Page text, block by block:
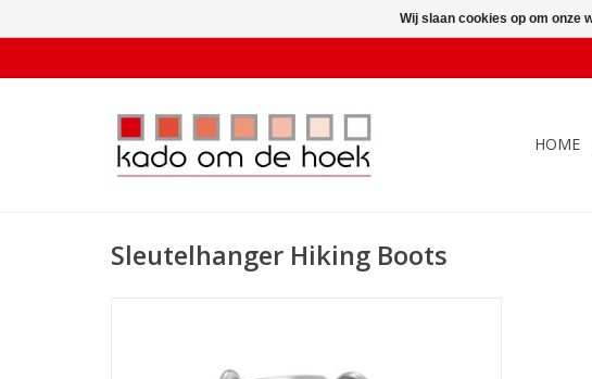
HOME
Sleutelhanger Hiking Boots
Wij slaan cookies op om onze